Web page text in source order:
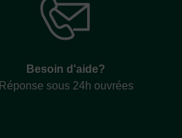
Besoin d'aide?
Réponse sous 24h ouvrées